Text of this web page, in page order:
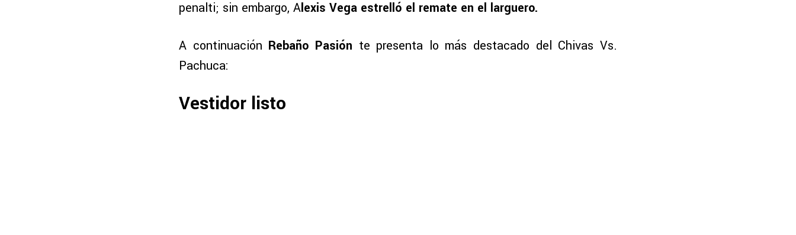
penalti; sin embargo, Alexis Vega estrelló el remate en el larguero.
A continuación Rebaño Pasión te presenta lo más destacado del Chivas Vs.
Pachuca:
Vestidor listo